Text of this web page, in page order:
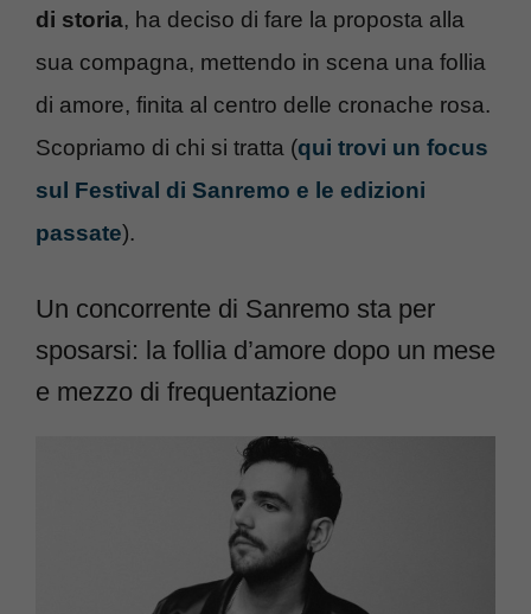
di storia, ha deciso di fare la proposta alla
sua compagna, mettendo in scena una follia
di amore, finita al centro delle cronache rosa.
Scopriamo di chi si tratta (qui trovi un focus
sul Festival di Sanremo e le edizioni
passate).
Un concorrente di Sanremo sta per
sposarsi: la follia d’amore dopo un mese
e mezzo di frequentazione